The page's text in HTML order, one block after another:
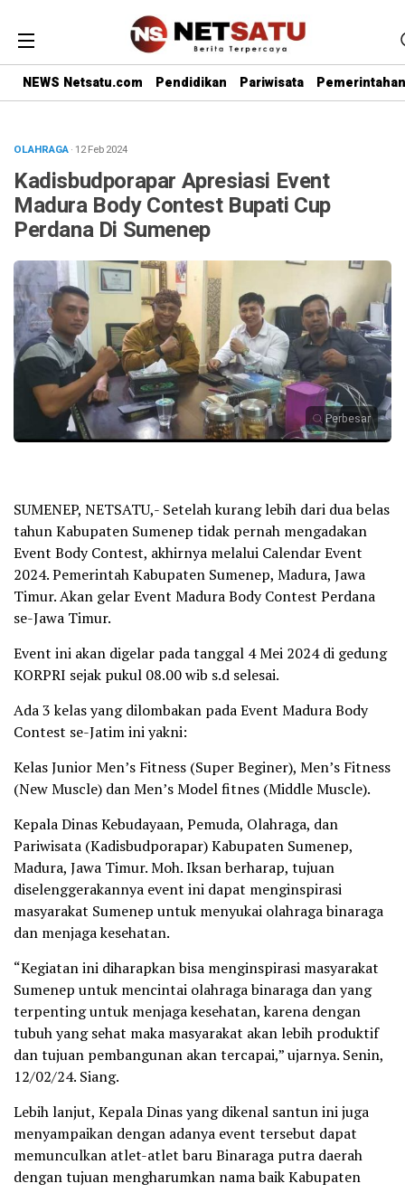
NEWS Netsatu.com Pendidikan Pariwisata Pemerintahan
OLAHRAGA· 12 Feb 2024
Kadisbudporapar Apresiasi Event
Madura Body Contest Bupati Cup
Perdana Di Sumenep
Perbesar
SUMENEP, NETSATU,- Setelah kurang lebih dari dua belas
tahun Kabupaten Sumenep tidak pernah mengadakan
Event Body Contest, akhirnya melalui Calendar Event
2024. Pemerintah Kabupaten Sumenep, Madura, Jawa
Timur. Akan gelar Event Madura Body Contest Perdana
se-Jawa Timur.
Event ini akan digelar pada tanggal 4 Mei 2024 di gedung
KORPRI sejak pukul 08.00 wib s.d selesai.
Ada 3 kelas yang dilombakan pada Event Madura Body
Contest se-Jatim ini yakni:
Kelas Junior Men’s Fitness (Super Beginer), Men’s Fitness
(New Muscle) dan Men’s Model fitnes (Middle Muscle).
Kepala Dinas Kebudayaan, Pemuda, Olahraga, dan
Pariwisata (Kadisbudporapar) Kabupaten Sumenep,
Madura, Jawa Timur. Moh. Iksan berharap, tujuan
diselenggerakannya event ini dapat menginspirasi
masyarakat Sumenep untuk menyukai olahraga binaraga
dan menjaga kesehatan.
“Kegiatan ini diharapkan bisa menginspirasi masyarakat
Sumenep untuk mencintai olahraga binaraga dan yang
terpenting untuk menjaga kesehatan, karena dengan
tubuh yang sehat maka masyarakat akan lebih produktif
dan tujuan pembangunan akan tercapai,” ujarnya. Senin,
12/02/24. Siang.
Lebih lanjut, Kepala Dinas yang dikenal santun ini juga
menyampaikan dengan adanya event tersebut dapat
memunculkan atlet-atlet baru Binaraga putra daerah
dengan tujuan mengharumkan nama baik Kabupaten